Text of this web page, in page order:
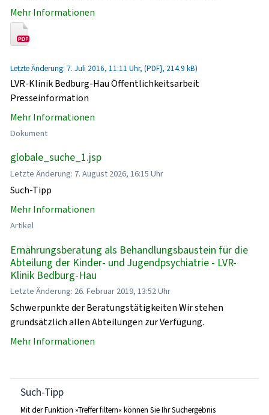
Mehr Informationen
Letzte Änderung: 7. Juli 2016, 11:11 Uhr, (PDF}, 214.9 kB)
LVR-Klinik Bedburg-Hau Öffentlichkeitsarbeit
Presseinformation
Mehr Informationen
Dokument
globale_suche_1.jsp
Letzte Änderung: 7. August 2026, 16:15 Uhr
Such-Tipp
Mehr Informationen
Artikel
Ernährungsberatung als Behandlungsbaustein für die
Abteilung der Kinder- und Jugendpsychiatrie - LVR-
Klinik Bedburg-Hau
Letzte Änderung: 26. Februar 2019, 13:52 Uhr
Schwerpunkte der Beratungstätigkeiten Wir stehen
grundsätzlich allen Abteilungen zur Verfügung.
Mehr Informationen
Such-Tipp
Mit der Funktion »Treffer filtern« können Sie Ihr Suchergebnis